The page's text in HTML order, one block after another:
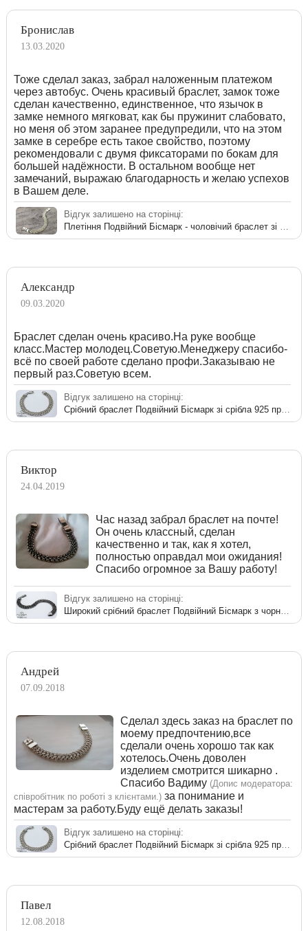
Бронислав
13.03.2020
Тоже сделал заказ, забрал наложенным платежом
через автобус. Очень красивый браслет, замок тоже
сделан качественно, единственное, что язычок в
замке немного мягковат, как бы пружинит слабовато,
но меня об этом заранее предупредили, что на этом
замке в серебре есть такое свойство, поэтому
рекомендовали с двумя фиксаторами по бокам для
большей надёжности. В остальном вообще нет
замечаний, выражаю благодарность и желаю успехов
в Вашем деле.
Відгук залишено на сторінці:
Александр
09.03.2020
Браслет сделан очень красиво.На руке вообще
класс.Мастер молодец.Советую.Менеджеру спасибо-
всё по своей работе сделано профи.Заказываю не
первый раз.Советую всем.
Відгук залишено на сторінці:
Виктор
24.04.2019
Час назад забрал браслет на почте!
Он очень классный, сделан
качественно и так, как я хотел,
полностью оправдал мои ожидания!
Спасибо огромное за Вашу работу!
Відгук залишено на сторінці:
Андрей
07.09.2018
Сделал здесь заказ на браслет по
моему предпочтению,все
сделали очень хорошо так как
хотелось.Очень доволен
изделием смотрится шикарно .
Спасибо Вадиму (Допис модератора:
співробітник по роботі з клієнтами.) за понимание и
мастерам за работу.Буду ещё делать заказы!
Відгук залишено на сторінці:
Павел
12.08.2018